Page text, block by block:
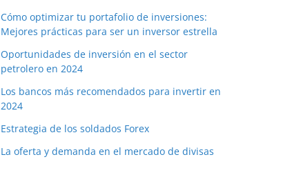
Cómo optimizar tu portafolio de inversiones:
Mejores prácticas para ser un inversor estrella
Oportunidades de inversión en el sector
petrolero en 2024
Los bancos más recomendados para invertir en
2024
Estrategia de los soldados Forex
La oferta y demanda en el mercado de divisas